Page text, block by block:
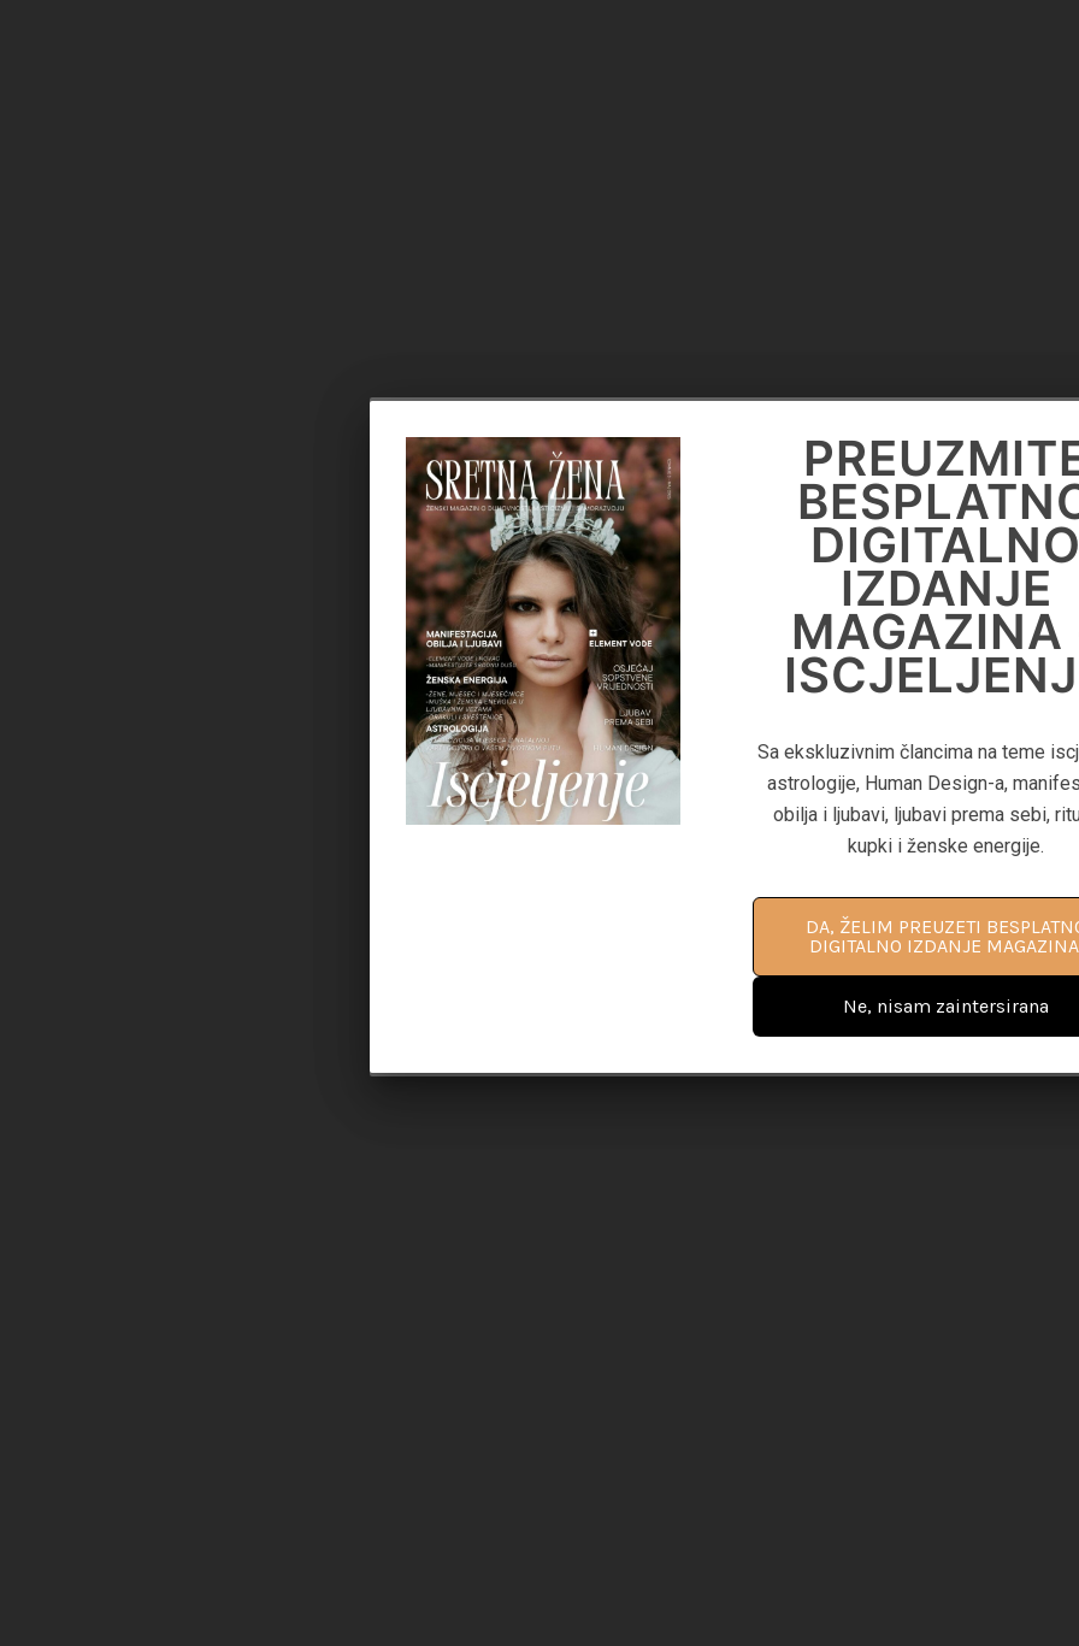
KNJIGA
'PRIRUČNIK
LIFE
Coaching - Kako pomoći klijentima
postignu duboku transformaciju i
uspješan coaching biznis"
INFORMACIJA O PRIRUČNIKU ZA
COACHING
Ne, nisam zaintersirana
DIGITALNO
IZDANJE
MAGAZINA
Sa ekskluzivnim člancima na teme
astrologije, Human Design-a,
obilja i ljubavi, ljubavi prema sebi,
kupki i ženske energije.
DA, ŽELIM PREUZETI
DIGITALNO IZDANJE
Ne, nisam zaintersirana